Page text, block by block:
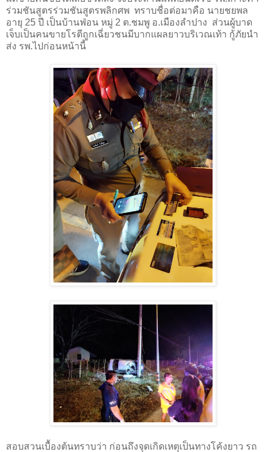
ร่วมชันสูตรร่วมชันสูตรพลิกศพ ทราบชื่อต่อมาคือ นายชยพล
อายุ 25 ปี เป็นบ้านฟ่อน หมู่ 2 ต.ชมพู อ.เมืองลำปาง ส่วนผู้บาด
เจ็บเป็นคนขายโรตีถูกเฉี่ยวชนมีบากแผลยาวบริเวณเท้า กู้ภัยนำ
ส่ง รพ.ไปก่อนหน้านี้
สอบสวนเบื้องต้นทราบว่า ก่อนถึงจุดเกิดเหตุเป็นทางโค้งยาว รถ